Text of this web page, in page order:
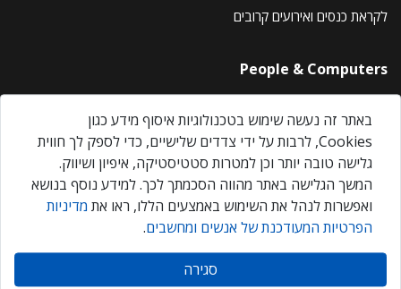
לקראת כנסים ואירועים קרובים
People & Computers
About Us
Privacy Policy
Contact Us
Our Events
אנשים ומחשבים © 2026 – כל הזכויות שמורות
באתר זה נעשה שימוש בטכנולוגיות איסוף מידע כגון
Cookies, לרבות על ידי צדדים שלישיים, כדי לספק לך חווית
גלישה טובה יותר וכן למטרות סטטיסטיקה, איפיון ושיווק.
המשך הגלישה באתר מהווה הסכמתך לכך. למידע נוסף בנושא
ואפשרות לנהל את השימוש באמצעים הללו, ראו את מדיניות
הפרטיות המעודכנת של אנשים ומחשבים.
סגירה